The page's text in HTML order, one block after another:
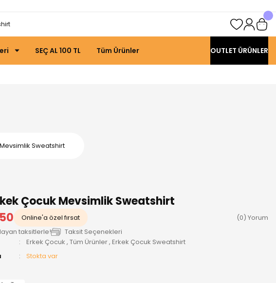
SEÇ AL 100 TL Tüm Ürünler OUTLET ÜRÜNLER
Sweatshirt
Çocuk Mevsimlik Sweatshirt
Online'a özel fırsat
(0) Yorum
taksitlerle!
Taksit Seçenekleri
Erkek Çocuk , Tüm Ürünler, Erkek Çocuk Sweatshirt
Stokta var